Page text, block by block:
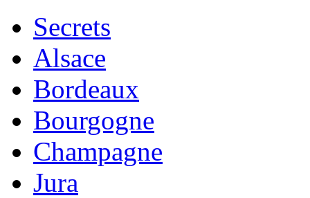
Secrets
Alsace
Bordeaux
Bourgogne
Champagne
Jura